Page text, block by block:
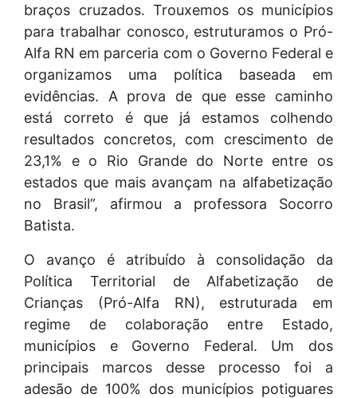
braços cruzados. Trouxemos os municípios
para trabalhar conosco, estruturamos o Pró-
Alfa RN em parceria com o Governo Federal e
organizamos uma política baseada em
evidências. A prova de que esse caminho
está correto é que já estamos colhendo
resultados concretos, com crescimento de
23,1% e o Rio Grande do Norte entre os
estados que mais avançam na alfabetização
no Brasil”, afirmou a professora Socorro
Batista.
O avanço é atribuído à consolidação da
Política Territorial de Alfabetização de
Crianças (Pró-Alfa RN), estruturada em
regime de colaboração entre Estado,
municípios e Governo Federal. Um dos
principais marcos desse processo foi a
adesão de 100% dos municípios potiguares